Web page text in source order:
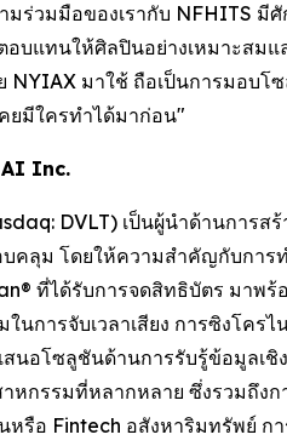
ร่วมมือของเรากับ NFHITS มี
อบแทนให้ศิลปินอย่างเหมาะสม
NYIAX มาใช้ ถือเป็นการมอบ
เคยมีใครทำได้มาก่อน"
AI Inc.
DVLT) เป็นผู้นำด้านการส
คลุม โดยให้ความสำคัญกับการ
ที่ได้รับการจดสิทธิบัตร มา
ในการจับเวลาเสียง การซิงโ
สนอโซลูชันด้านการรับรู้ข้อมูลเ
หกรรมที่หลากหลาย ซึ่งรวมถึง
นหรือ Fintech อสังหาริมทรัพย์